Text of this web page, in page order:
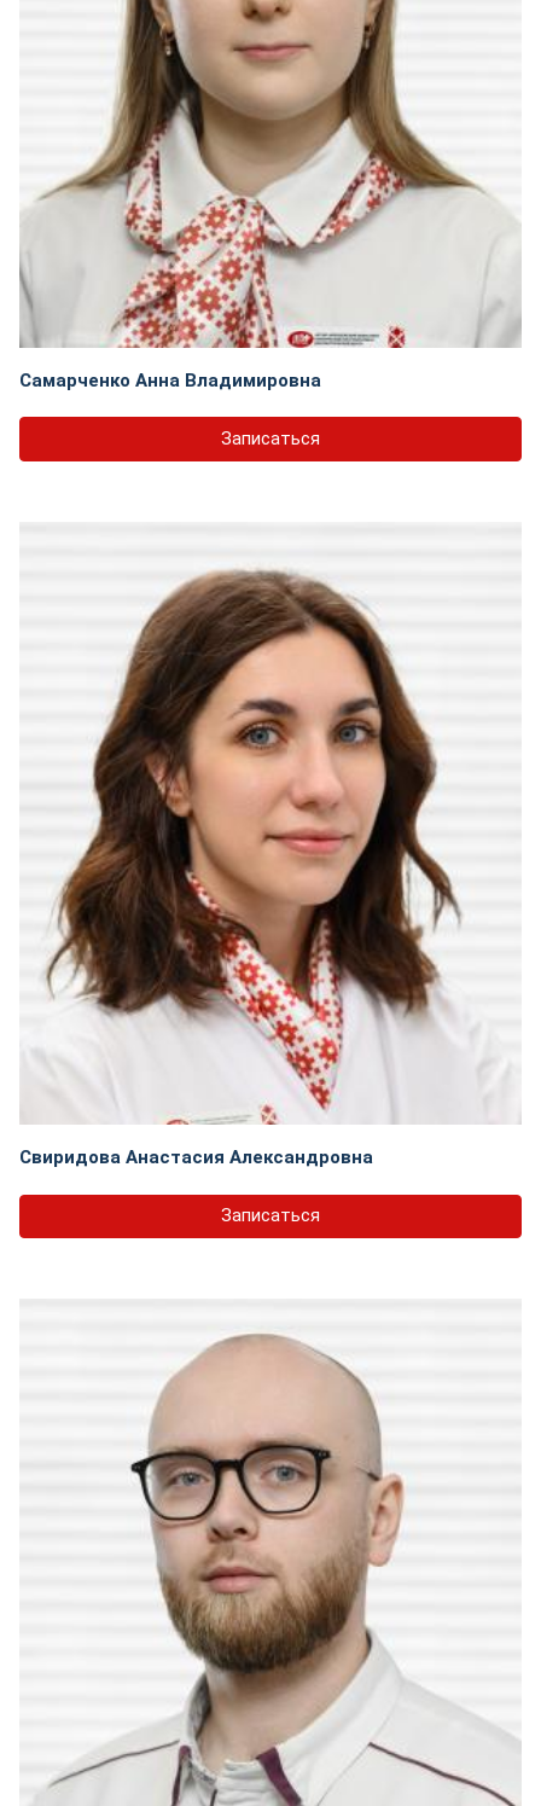
Самарченко Анна Владимировна
Записаться
Свиридова Анастасия Александровна
Записаться